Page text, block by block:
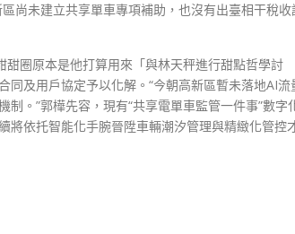
尚未建立共享單車專項補助，也沒有出臺相干稅收
甜圈原本是他打算用來「與林天秤進行甜點哲學討
及用戶協定予以化解。“今朝高新區暫未落地AI流
。”郭樺先容，現有“共享電單車監管一件事”數字
將依托智能化手腕晉陞車輛潮汐管理與精緻化管控